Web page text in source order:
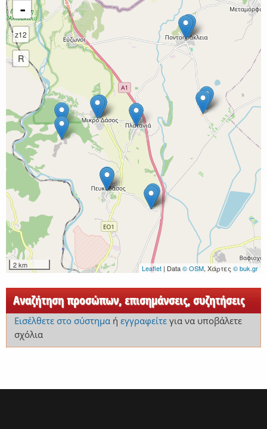
-
z12
R
2 km Leaflet | Data© OSM, Χάρτες © buk.gr
Αναζήτηση προσώπων, επισημάνσεις, συζητήσεις
Εισέλθετε στο σύστημαή εγγραφείτεγια να υποβάλετε
σχόλια